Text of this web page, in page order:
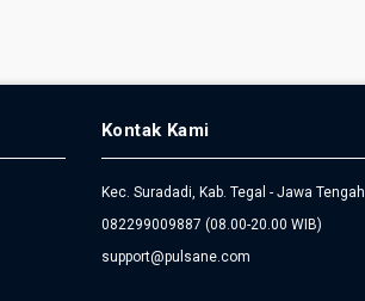
Kontak Kami
Kec. Suradadi, Kab. Tegal - Jawa Tengah
082299009887 (08.00-20.00 WIB)
support@pulsane.com